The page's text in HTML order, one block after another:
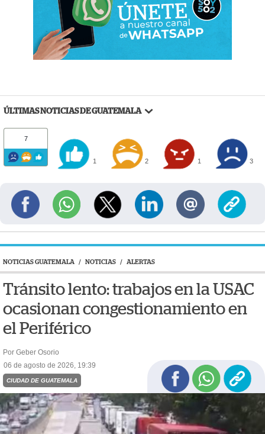
ÚLTIMAS NOTICIAS DE GUATEMALA
7
1 2 1 3
NOTICIAS GUATEMALA / NOTICIAS / ALERTAS
Tránsito lento: trabajos en la USAC
ocasionan congestionamiento en
el Periférico
Por Geber Osorio
06 de agosto de 2026, 19:39
CIUDAD DE GUATEMALA